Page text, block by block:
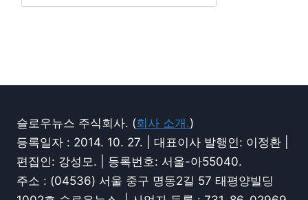
슬로우뉴스 주식회사. (회사 소개.)
등록일자 : 2014. 10. 27. | 대표이사 발행인: 이정환 |
편집인: 강성모. | 등록번호: 서울-아55040.
주소 : (04536) 서울 중구 명동2길 57 태평양빌딩